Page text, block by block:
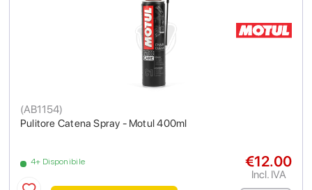
Pulitore Catena Spray - Motul 400ml
(AB1154)
4+ Disponibile €12.00
Incl. IVA